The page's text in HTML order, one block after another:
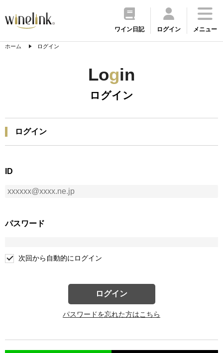
ワイン日記 ログイン メニュー
ホーム ログイン
Login
ログイン
ログイン
ID
パスワード
次回から自動的にログイン
ログイン
パスワードを忘れた方はこちら